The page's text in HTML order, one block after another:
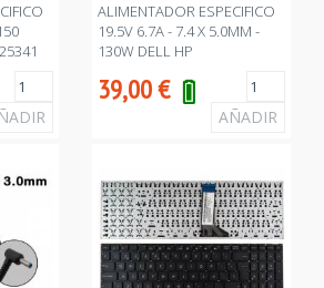
ALIMENTADOR ESPECIFICO
19.5V 6.7A - 7.4 X 5.0MM -
130W DELL HP
39,00€